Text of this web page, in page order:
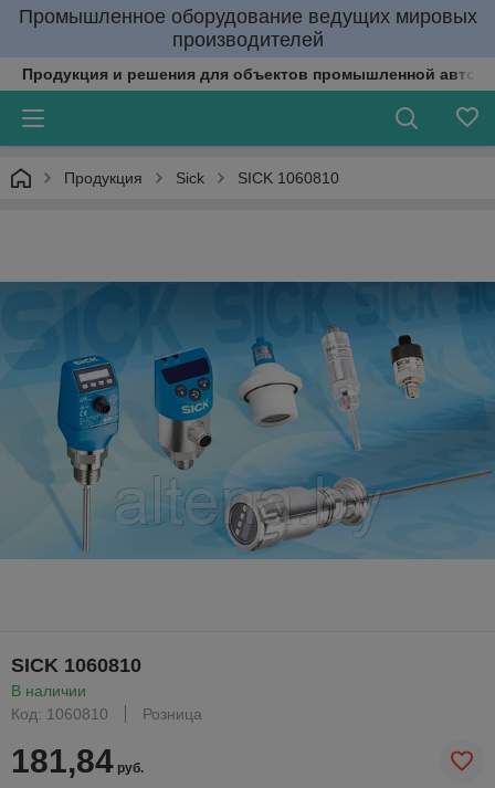
Промышленное оборудование ведущих мировых
производителей
Продукция и решения для объектов промышленной
Продукция Sick SICK 1060810
SICK 1060810
В наличии
Код: 1060810
Розница
181,84 руб.